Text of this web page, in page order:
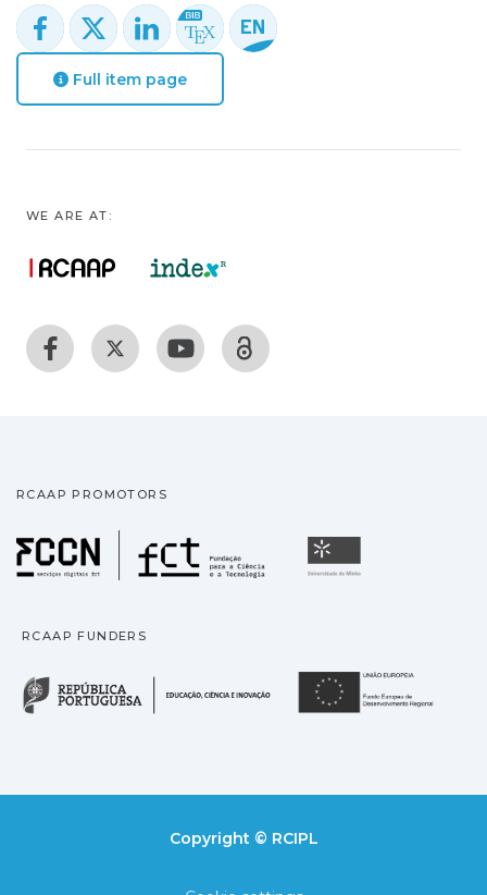
Full item page
WE ARE AT:
RCAAP PROMOTORS
Fundação para a
RCAAP FUNDERS
República Portuguesa
Copyright © RCIPL